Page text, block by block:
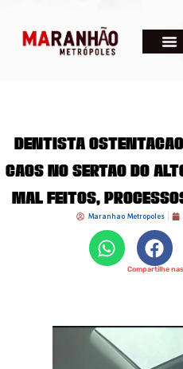
Dentista
caos no sertão do
mal feitos,
Maranhao Metropoles
Compartilhe